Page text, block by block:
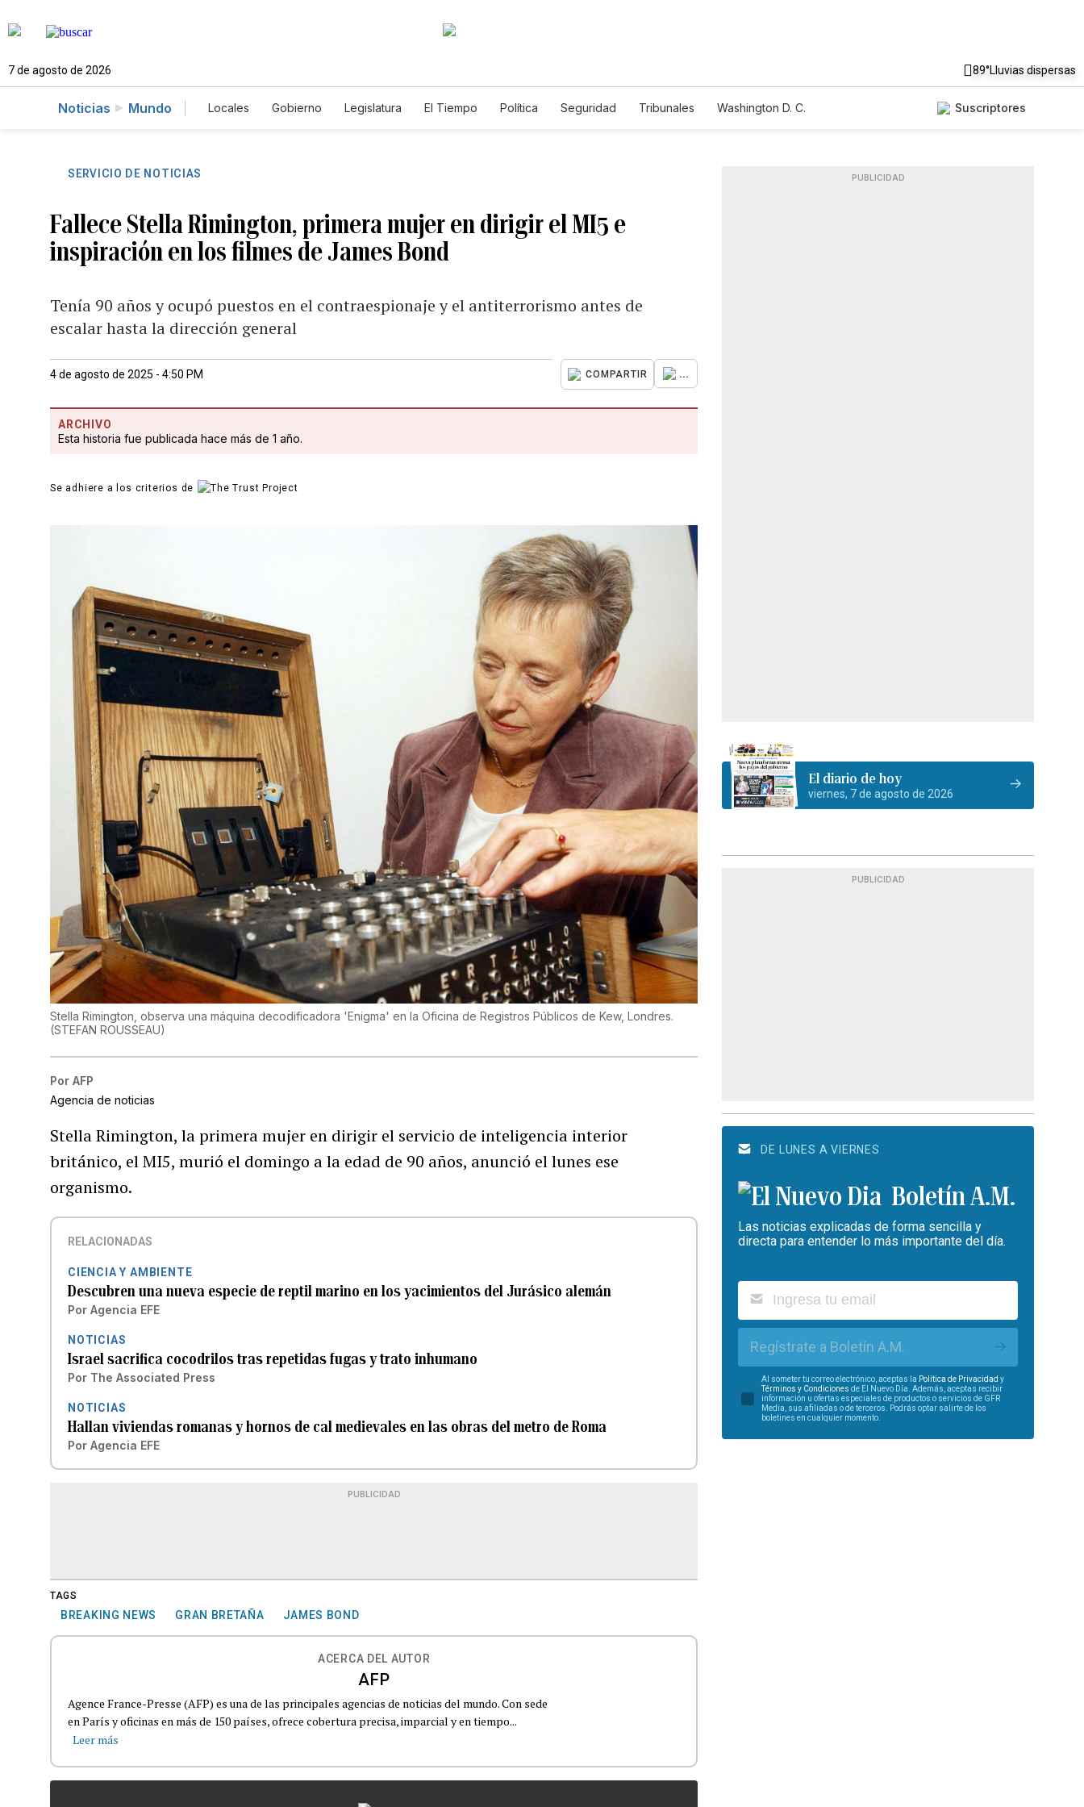
7 de agosto de 2026 89°Lluvias dispersas
Noticias Mundo Locales Gobierno Legislatura El Tiempo Política Seguridad Tribunales
Washington D. C.
Suscriptores
SERVICIO DE NOTICIAS
Fallece Stella Rimington, primera mujer en dirigir el MI5 e
inspiración en los filmes de James Bond
Tenía 90 años y ocupó puestos en el contraespionaje y el antiterrorismo antes de
escalar hasta la dirección general
4 de agosto de 2025 - 4:50 PM COMPARTIR ...
ARCHIVO
Esta historia fue publicada hace más de 1 año.
Se adhiere a los criterios de
Stella Rimington, observa una máquina decodificadora 'Enigma' en la Oficina de Registros Públicos de Kew, Londres.
(STEFAN ROUSSEAU)
Por AFP
Agencia de noticias
Stella Rimington, la primera mujer en dirigir el servicio de inteligencia interior
británico, el MI5, murió el domingo a la edad de 90 años, anunció el lunes ese
organismo.
RELACIONADAS
CIENCIA Y AMBIENTE
Descubren una nueva especie de reptil marino en los yacimientos del Jurásico alemán
Por Agencia EFE
NOTICIAS
Israel sacrifica cocodrilos tras repetidas fugas y trato inhumano
Por The Associated Press
NOTICIAS
Hallan viviendas romanas y hornos de cal medievales en las obras del metro de Roma
Por Agencia EFE
PUBLICIDAD
TAGS
BREAKING NEWS GRAN BRETAÑA JAMES BOND
ACERCA DEL AUTOR
AFP
Agence France-Presse (AFP) es una de las principales agencias de noticias del mundo. Con sede
en París y oficinas en más de 150 países, ofrece cobertura precisa, imparcial y en tiempo...
Leer más
PUBLICIDAD
El diario de hoy
viernes, 7 de agosto de 2026
PUBLICIDAD
DE LUNES A VIERNES
Boletín A.M.
Las noticias explicadas de forma sencilla y
directa para entender lo más importante del día.
Regístrate a Boletín A.M.
Al someter tu correo electrónico, aceptas la Política de Privacidad y
Términos y Condiciones de El Nuevo Día. Además, aceptas recibir
información u ofertas especiales de productos o servicios de GFR
Media, sus afiliadas o de terceros. Podrás optar salirte de los
boletines en cualquier momento.